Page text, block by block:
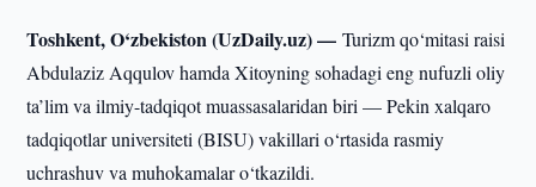
Toshkent, O‘zbekiston (UzDaily.uz) —Turizm qo‘mitasi raisi
Abdulaziz Aqqulov hamda Xitoyning sohadagi eng nufuzli oliy
ta’lim va ilmiy-tadqiqot muassasalaridan biri — Pekin xalqaro
tadqiqotlar universiteti (BISU) vakillari o‘rtasida rasmiy
uchrashuv va muhokamalar o‘tkazildi.